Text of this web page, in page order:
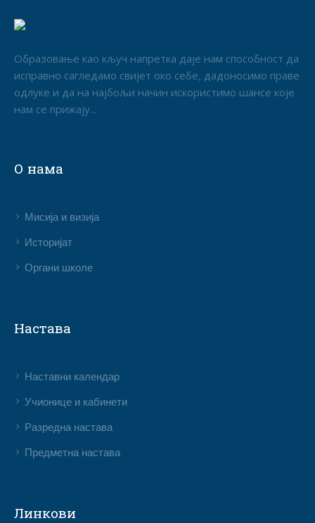
Образовање као кључ напретка даје нам способност да
исправно сагледамо свијет око себе, дадоносимо праве
одлуке и да на најбољи начин искористимо шансе које
нам се прижају...
О нама
Мисија и визија
Историјат
Органи школе
Настава
Наставни календар
Учионице и кабинети
Разредна настава
Предметна настава
Линкови